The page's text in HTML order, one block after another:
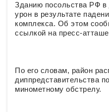
Зданию посольства РФ
урон в результате
комплекса. Об этом
ссылкой на пресс-
По его словам, район
диппредставительства
минометному обстрелу.